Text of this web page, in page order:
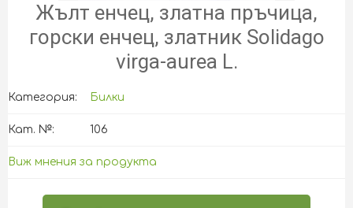
Жълт енчец, златна пръчица,
горски енчец, златник Solidago
virga-aurea L.
Категория: Билки
Кат. №: 106
Виж мнения за продукта